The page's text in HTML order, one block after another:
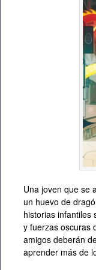
Una joven que se
un huevo de
historias infantiles
y fuerzas oscuras
amigos deberán
aprender más de